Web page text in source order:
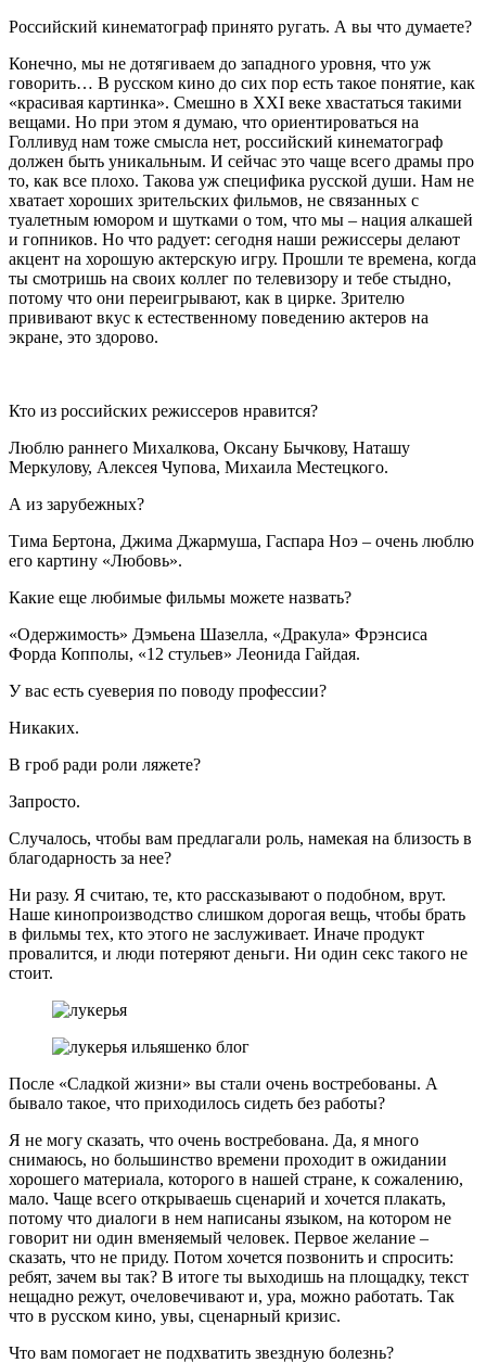
Российский кинематограф принято ругать. А вы что думаете?
Конечно, мы не дотягиваем до западного уровня, что уж
говорить… В русском кино до сих пор есть такое понятие, как
«красивая картинка». Смешно в ХХI веке хвастаться такими
вещами. Но при этом я думаю, что ориентироваться на
Голливуд нам тоже смысла нет, российский кинематограф
должен быть уникальным. И сейчас это чаще всего драмы про
то, как все плохо. Такова уж специфика русской души. Нам не
хватает хороших зрительских фильмов, не связанных с
туалетным юмором и шутками о том, что мы – нация алкашей
и гопников. Но что радует: сегодня наши режиссеры делают
акцент на хорошую актерскую игру. Прошли те времена, когда
ты смотришь на своих коллег по телевизору и тебе стыдно,
потому что они переигрывают, как в цирке. Зрителю
прививают вкус к естественному поведению актеров на
экране, это здорово.
Кто из российских режиссеров нравится?
Люблю раннего Михалкова, Оксану Бычкову, Наташу
Меркулову, Алексея Чупова, Михаила Местецкого.
А из зарубежных?
Тима Бертона, Джима Джармуша, Гаспара Ноэ – очень люблю
его картину «Любовь».
Какие еще любимые фильмы можете назвать?
«Одержимость» Дэмьена Шазелла, «Дракула» Фрэнсиса
Форда Копполы, «12 стульев» Леонида Гайдая.
У вас есть суеверия по поводу профессии?
Никаких.
В гроб ради роли ляжете?
Запросто.
Случалось, чтобы вам предлагали роль, намекая на близость в
благодарность за нее?
Ни разу. Я считаю, те, кто рассказывают о подобном, врут.
Наше кинопроизводство слишком дорогая вещь, чтобы брать
в фильмы тех, кто этого не заслуживает. Иначе продукт
провалится, и люди потеряют деньги. Ни один секс такого не
стоит.
После «Сладкой жизни» вы стали очень востребованы. А
бывало такое, что приходилось сидеть без работы?
Я не могу сказать, что очень востребована. Да, я много
снимаюсь, но большинство времени проходит в ожидании
хорошего материала, которого в нашей стране, к сожалению,
мало. Чаще всего открываешь сценарий и хочется плакать,
потому что диалоги в нем написаны языком, на котором не
говорит ни один вменяемый человек. Первое желание –
сказать, что не приду. Потом хочется позвонить и спросить:
ребят, зачем вы так? В итоге ты выходишь на площадку, текст
нещадно режут, очеловечивают и, ура, можно работать. Так
что в русском кино, увы, сценарный кризис.
Что вам помогает не подхватить звездную болезнь?